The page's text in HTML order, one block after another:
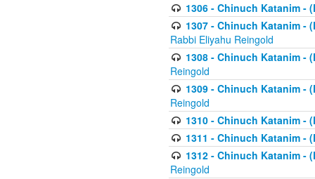
1306 - Chinuch Katanim -
1307 - Chinuch Katanim -
Rabbi Eliyahu Reingold
1308 - Chinuch Katanim -
Reingold
1309 - Chinuch Katanim -
Reingold
1310 - Chinuch Katanim -
1311 - Chinuch Katanim -
1312 - Chinuch Katanim -
Reingold